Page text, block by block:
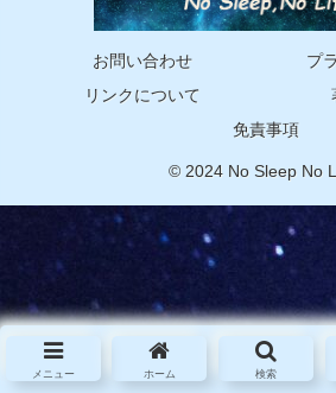
お問い合わせ
プ
リンクについて
免責事項
© 2024 No Sleep No
メニュー ホーム 検索